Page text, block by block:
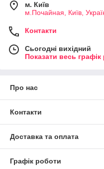
м. Київ
м.Почайная, Київ,
Контакти
Сьогодні вихідний
Показати весь графік
Про нас
Контакти
Доставка та оплата
Графік роботи